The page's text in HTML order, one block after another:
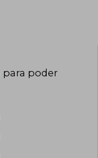
para poder